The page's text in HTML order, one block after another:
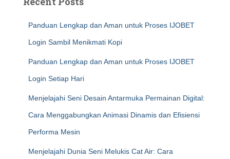
Panduan Lengkap dan Aman untuk Proses IJOBET
Login Sambil Menikmati Kopi
Panduan Lengkap dan Aman untuk Proses IJOBET
Login Setiap Hari
Menjelajahi Seni Desain Antarmuka Permainan Digital:
Cara Menggabungkan Animasi Dinamis dan Efisiensi
Performa Mesin
Menjelajahi Dunia Seni Melukis Cat Air: Cara